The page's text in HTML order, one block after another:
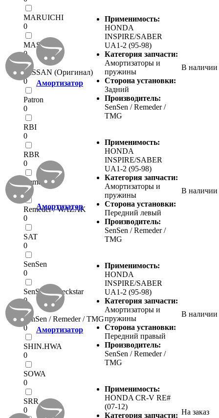
MARUICHI
0
MASUMA
0
NISSAN (Оригинал)
0
Patron
0
RBI
0
RBR
0
Remeder
0
Remeder / WAZAK
0
SAT
0
SenSen
0
SenSen / Checkstar
0
SenSen / Remeder / TMG
0
SHIN.HWA
0
SOWA
0
SRR
0
Амортизатор
Применимость:
HONDA
INSPIRE/SABER
UA1-2 (95-98)
Категория запчасти:
Амортизаторы и
пружины
Сторона установки:
Задний
Производитель:
SenSen / Remeder /
TMG
В наличии
Амортизатор
Применимость:
HONDA
INSPIRE/SABER
UA1-2 (95-98)
Категория запчасти:
Амортизаторы и
пружины
Сторона установки:
Передний левый
Производитель:
SenSen / Remeder /
TMG
В наличии
Амортизатор
Применимость:
HONDA
INSPIRE/SABER
UA1-2 (95-98)
Категория запчасти:
Амортизаторы и
пружины
Сторона установки:
Передний правый
Производитель:
SenSen / Remeder /
TMG
В наличии
Применимость:
HONDA CR-V RE#
(07-12)
Категория запчасти: На заказ